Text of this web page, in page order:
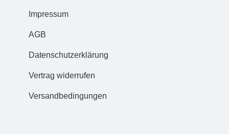
Impressum
AGB
Datenschutzerklärung
Vertrag widerrufen
Versandbedingungen